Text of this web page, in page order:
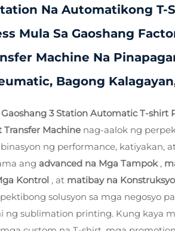
Na Automatikong T-
Mula Sa Gaoshang
Machine Na
Bagong
Gaoshang 3 Station Automatic T-shirt
Transfer Machine nag-aalok ng
ng performance, katiyakan,
ang advanced na Mga Tampok ,
Kontrol , at matibay na
solusyon sa mga negosyo
ng sublimation printing. Kung kaya